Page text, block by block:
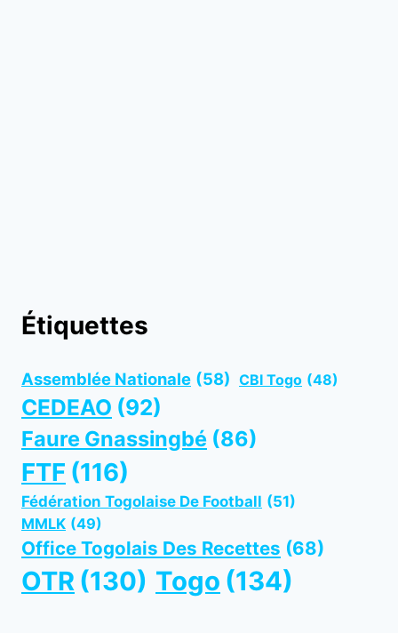
Étiquettes
Assemblée Nationale (58) CBI Togo (48)
CEDEAO (92)
Faure Gnassingbé (86)
FTF (116)
Fédération Togolaise De Football (51)
MMLK (49)
Office Togolais Des Recettes (68)
OTR (130) Togo (134)